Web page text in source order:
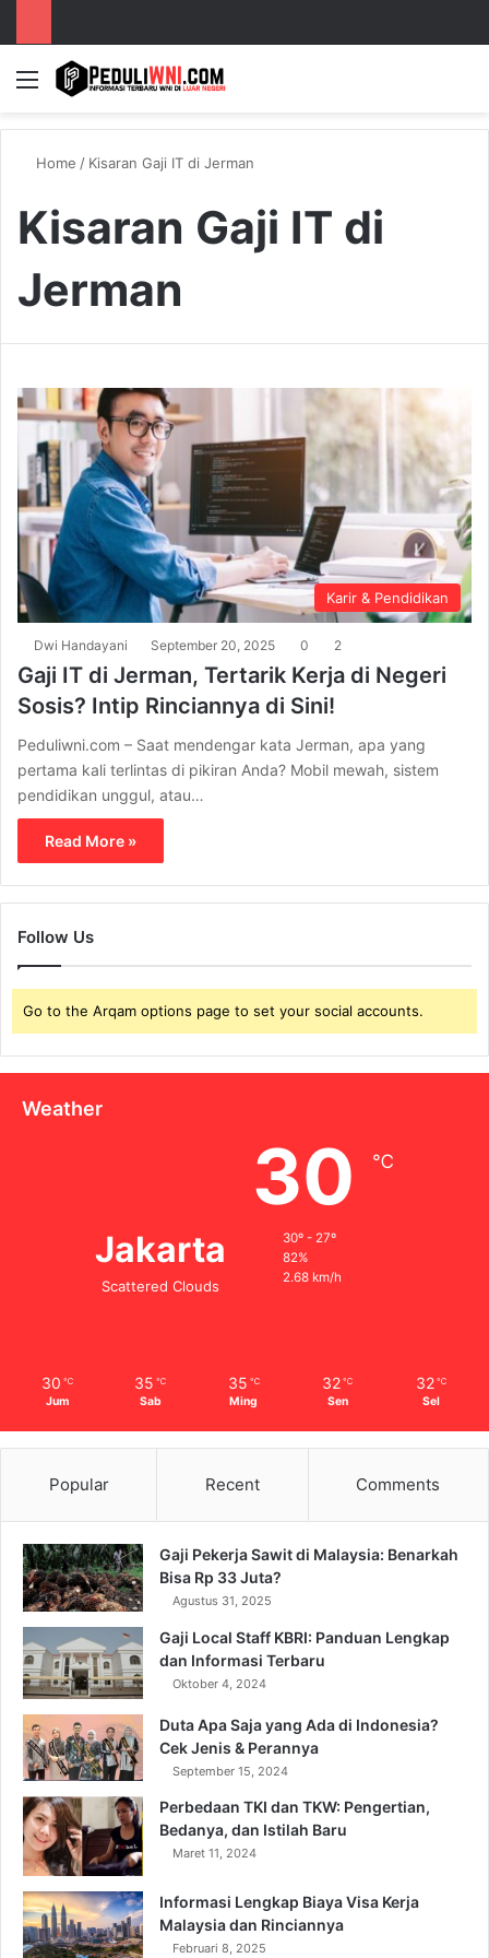
Menu
Home / Kisaran Gaji IT di Jerman
Kisaran Gaji IT di
Jerman
Karir & Pendidikan
Dwi Handayani September 20, 2025 0 2
Gaji IT di Jerman, Tertarik Kerja di Negeri
Sosis? Intip Rinciannya di Sini!
Peduliwni.com – Saat mendengar kata Jerman, apa yang
pertama kali terlintas di pikiran Anda? Mobil mewah, sistem
pendidikan unggul, atau…
Read More »
Follow Us
Go to the Arqam options page to set your social accounts.
Weather
Jakarta
Scattered Clouds
30 ℃
30º - 27º
82%
2.68 km/h
30 ℃
Jum
35 ℃
Sab
35 ℃
Ming
32 ℃
Sen
32 ℃
Sel
Popular Recent Comments
Gaji Pekerja Sawit di Malaysia: Benarkah
Bisa Rp 33 Juta?
Agustus 31, 2025
Gaji Local Staff KBRI: Panduan Lengkap
dan Informasi Terbaru
Oktober 4, 2024
Duta Apa Saja yang Ada di Indonesia?
Cek Jenis & Perannya
September 15, 2024
Perbedaan TKI dan TKW: Pengertian,
Bedanya, dan Istilah Baru
Maret 11, 2024
Informasi Lengkap Biaya Visa Kerja
Malaysia dan Rinciannya
Februari 8, 2025